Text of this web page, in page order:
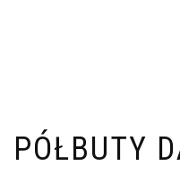
PÓŁBUTY